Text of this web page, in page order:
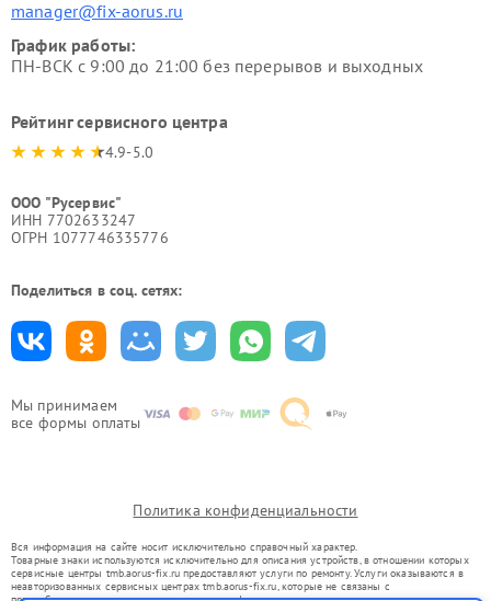
Мы принимаем
все формы оплаты
manager@fix-aorus.ru
График работы:
ПН-ВСК с 9:00 до 21:00 без перерывов и выходных
Рейтинг сервисного центра
4.9-5.0
ООО "Русервис"
ИНН 7702633247
ОГРН 1077746335776
Поделиться в соц. сетях:
Политика конфиденциальности
Вся информация на сайте носит исключительно справочный характер.
Товарные знаки используются исключительно для описания устройств, в отношении которых
сервисные центры tmb.aorus-fix.ru предоставляют услуги по ремонту. Услуги оказываются в
неавторизованных сервисных центрах tmb.aorus-fix.ru, которые не связаны с